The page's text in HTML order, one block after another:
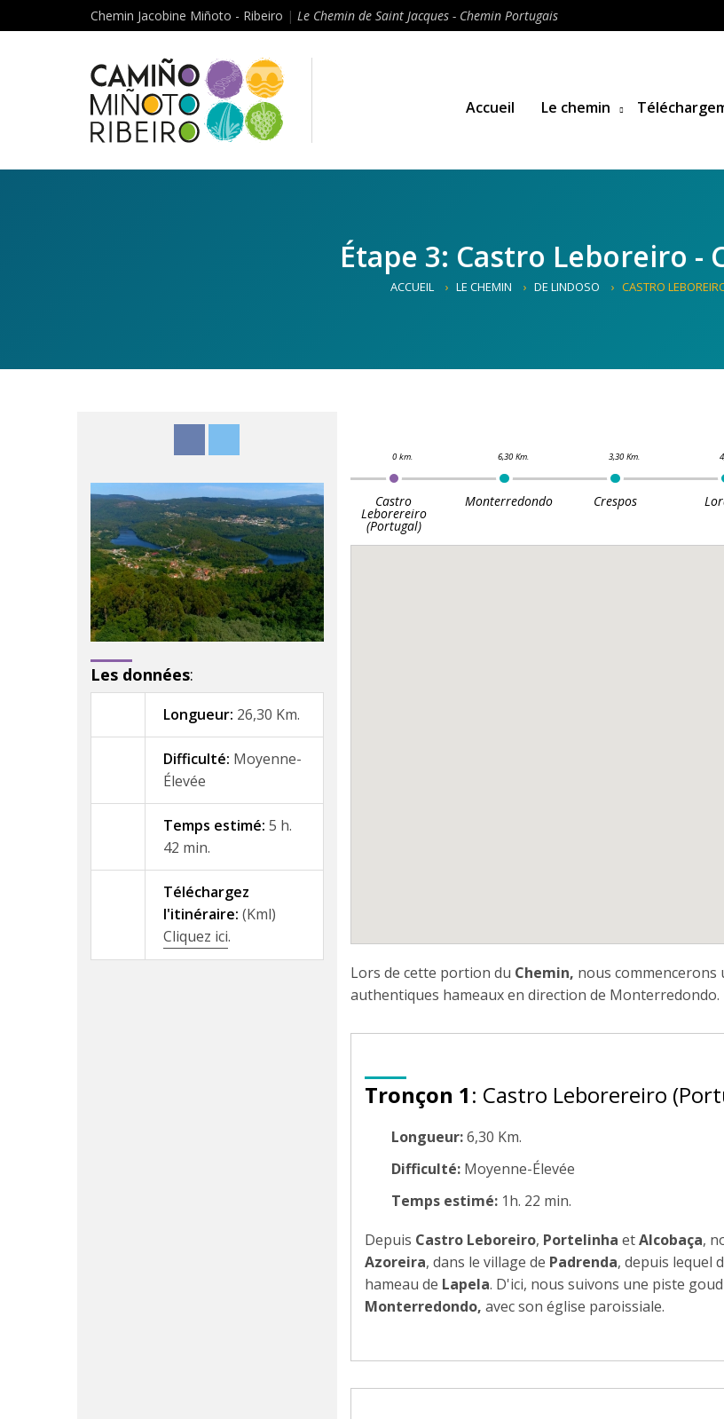
Chemin Jacobine Miñoto - Ribeiro | Le Chemin de Saint Jacques - Chemin Portugais
Accueil Le chemin
Étape 3: Castro Leboreiro -
ACCUEIL LE CHEMIN DE LINDOSO CASTRO
Les données:
Longueur: 26,30 Km.
Difficulté: Moyenne-
Élevée
Temps estimé: 5 h.
42 min.
Téléchargez
l'itinéraire: (Kml)
Cliquez ici.
Castro
Leborereiro
(Portugal)
Monterredondo Crespos
Lors de cette portion du Chemin, nous commencerons
authentiques hameaux en direction de Monterredondo.
Tronçon 1: Castro Leborereiro
Longueur:6,30 Km.
Difficulté:Moyenne-Élevée
Temps estimé:1h. 22 min.
Depuis Castro Leboreiro, Portelinha etAlcobaça,
Azoreira, dans le village de Padrenda, depuis lequel
hameau de Lapela. D'ici, nous suivons une piste
Monterredondo, avec son église paroissiale.